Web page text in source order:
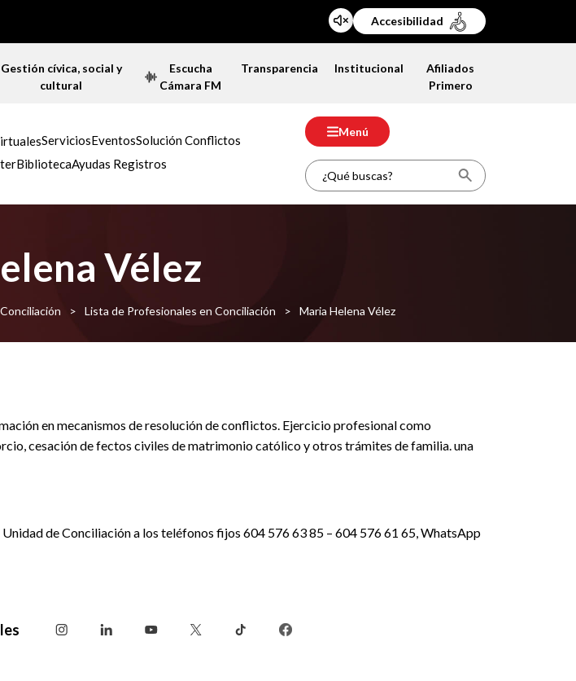
Accesibilidad
Gestión cívica, social y
cultural
Escucha
Cámara FM
Transparencia Institucional
Afiliados
Primero
ServiciosEventosSolución Conflictos
BibliotecaAyudas Registros
Menú
Vélez
Conciliación > Lista de Profesionales en Conciliación > Maria Helena Vélez
en mecanismos de resolución de conflictos. Ejercicio profesional como
cesación de fectos civiles de matrimonio católico y otros trámites de familia. una
de Conciliación a los teléfonos fijos 604 576 63 85 – 604 576 61 65, WhatsApp